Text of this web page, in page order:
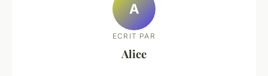
A
ECRIT PAR
Alice